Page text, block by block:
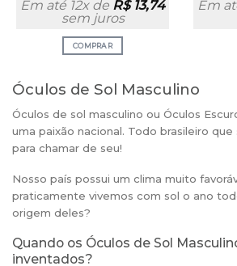
Em até 12x de R$13,74
sem juros
COMPRAR
Em
Óculos de Sol Masculino
Óculos de sol masculino ou Óculos
uma paixão nacional. Todo brasileiro
para chamar de seu!
Nosso país possui um clima muito
praticamente vivemos com sol o ano
origem deles?
Quando os Óculos de Sol
inventados?